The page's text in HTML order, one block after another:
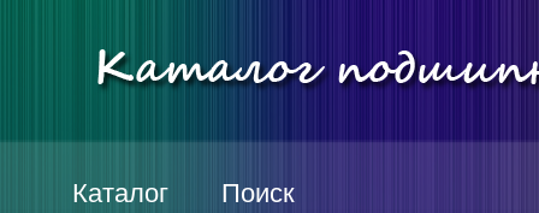
Каталог Поиск